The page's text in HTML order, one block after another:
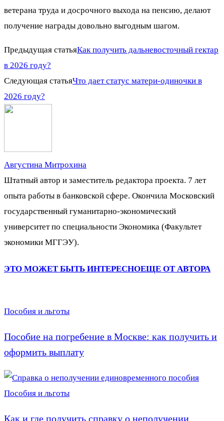
ветерана труда и досрочного выхода на пенсию, делают
получение награды довольно выгодным шагом.
Предыдущая статьяКак получить дальневосточный гектар
в 2026 году?
Следующая статьяЧто дает статус матери-одиночки в
2026 году?
Августина Митрохина
Штатный автор и заместитель редактора проекта. 7 лет
опыта работы в банковской сфере. Окончила Московский
государственный гуманитарно-экономический
университет по специальности Экономика (Факультет
экономики МГГЭУ).
ЭТО МОЖЕТ БЫТЬ ИНТЕРЕСНОЕЩЕ ОТ АВТОРА
Пособия и льготы
Пособие на погребение в Москве: как получить и
оформить выплату
Пособия и льготы
Как и где получить справку о неполучении